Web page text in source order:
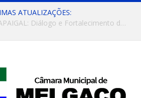
ATUALIZAÇÕES:
Convite: Encontro da APAIGAL: Diálogo e Fortalecimento da Agricultura Familiar